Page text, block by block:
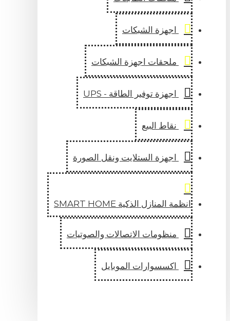
اجهزة الشبكات
ملحقات اجهزة الشبكات
اجهزة توفير الطاقة - UPS
نقاط البيع
اجهزة الستلايت ونقل الصورة
انظمة المنازل الذكية SMART HOME
منظومات الاتصالات والصوتيات
اكسسوارات الموبايل